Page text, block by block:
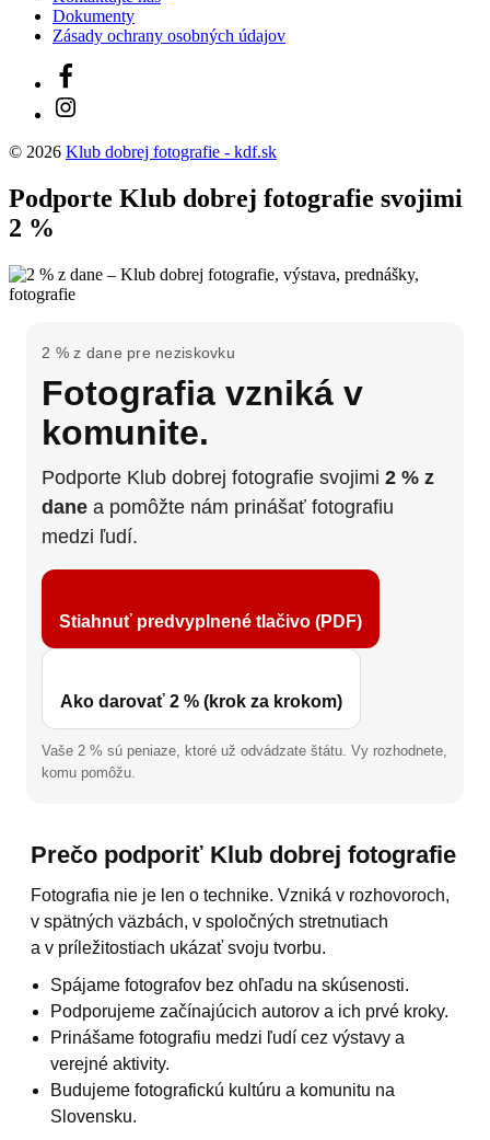
Dokumenty
Zásady ochrany osobných údajov
Facebook
Instagram
© 2026 Klub dobrej fotografie - kdf.sk
Podporte Klub dobrej fotografie svojimi
2 %
2 % z dane pre neziskovku
Fotografia vzniká v
komunite.
Podporte Klub dobrej fotografie svojimi 2 % z
dane a pomôžte nám prinášať fotografiu
medzi ľudí.
Stiahnuť predvyplnené tlačivo (PDF)
Ako darovať 2 % (krok za krokom)
Vaše 2 % sú peniaze, ktoré už odvádzate štátu. Vy rozhodnete,
komu pomôžu.
Prečo podporiť Klub dobrej fotografie
Fotografia nie je len o technike. Vzniká v rozhovoroch,
v spätných väzbách, v spoločných stretnutiach
a v príležitostiach ukázať svoju tvorbu.
Spájame fotografov bez ohľadu na skúsenosti.
Podporujeme začínajúcich autorov a ich prvé kroky.
Prinášame fotografiu medzi ľudí cez výstavy a
verejné aktivity.
Budujeme fotografickú kultúru a komunitu na
Slovensku.